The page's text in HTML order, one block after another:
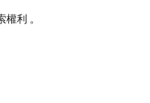
利 。